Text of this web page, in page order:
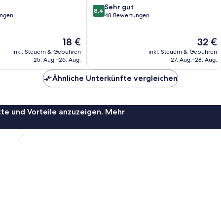
Der
Preis
beträgt
18 €
inkl. Steuern & Gebühren
25. Aug.–26. Aug.
8.4
von
8,4 Sehr gut
48 Bewertungen
Der
Preis
beträgt
32 €
inkl. Steuern & Gebühren
27. Aug.–28. Aug.
Ähnliche Unterkünfte vergleichen
und Vorteile anzuzeigen. Mehr